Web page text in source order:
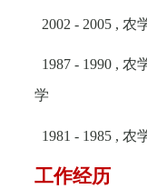
2002 - 2005 , 农
1987 - 1990 , 农
学
1981 - 1985 , 农
工作经历